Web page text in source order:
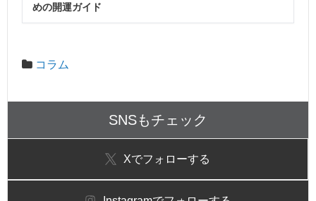
めの開運ガイド
コラム
SNSもチェック
Xでフォローする